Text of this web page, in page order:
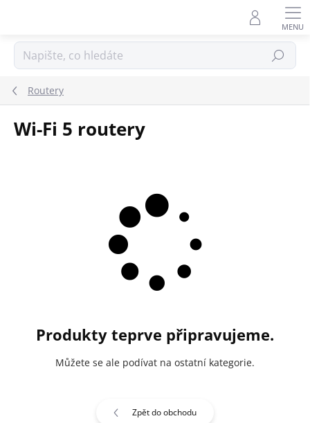
Hledat
Routery
Wi-Fi 5 routery
Produkty teprve připravujeme.
Můžete se ale podívat na ostatní kategorie.
Zpět do obchodu